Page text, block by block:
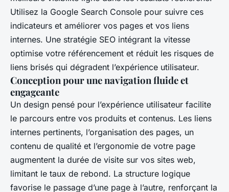
Utilisez la Google Search Console pour suivre ces
indicateurs et améliorer vos pages et vos liens
internes. Une stratégie SEO intégrant la vitesse
optimise votre référencement et réduit les risques de
liens brisés qui dégradent l’expérience utilisateur.
Conception pour une navigation fluide et
engageante
Un design pensé pour l’expérience utilisateur facilite
le parcours entre vos produits et contenus. Les liens
internes pertinents, l’organisation des pages, un
contenu de qualité et l’ergonomie de votre page
augmentent la durée de visite sur vos sites web,
limitant le taux de rebond. La structure logique
favorise le passage d’une page à l’autre, renforçant la